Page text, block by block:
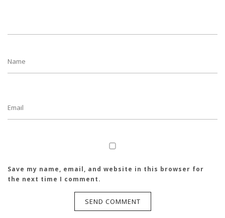
Save my name, email, and website in this browser for
the next time I comment.